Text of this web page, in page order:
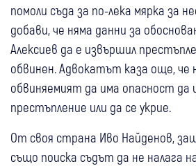
помоли съда за по-лека мярка за
добави, че няма данни за
Алексиев да е извършил
обвинен. Адвокатът каза още, че
обвиняемият да има опасност да
престъпление или да се укрие.
От своя страна Иво Найденов,
също поиска съдът да не налага